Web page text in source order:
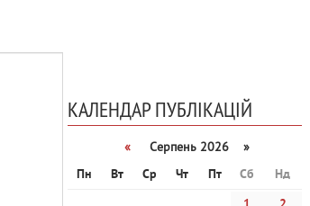
КАЛЕНДАР ПУБЛІКАЦІЙ
«
Серпень 2026 »
Пн
Вт Ср Чт Пт Сб
Нд